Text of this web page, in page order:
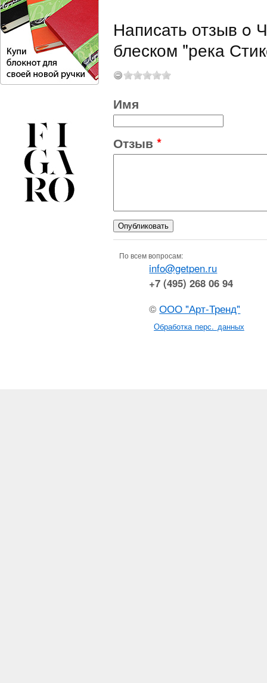
Написать отзыв o
блеском "река
Имя
Отзыв *
По всем вопросам:
info@getpen.ru
+7 (495) 268 06 94
©ООО "Арт-Тренд"
Обработка перс. данных